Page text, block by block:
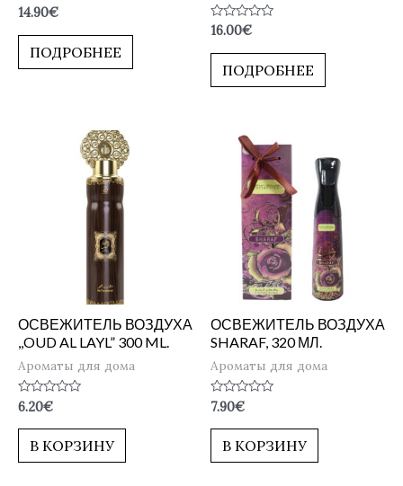
Оценка
из
14.90€
ПОДРОБНЕЕ
Оценка
из
16.00€
ПОДРОБНЕЕ
ОСВЕЖИТЕЛЬ ВОЗДУХА
,,OUD AL LAYL” 300 ML.
Ароматы для дома
Оценка
0
из
6.20€
В КОРЗИНУ
ОСВЕЖИТЕЛЬ ВОЗДУХА
SHARAF, 320 МЛ.
Ароматы для дома
Оценка
0
из
7.90€
В КОРЗИНУ